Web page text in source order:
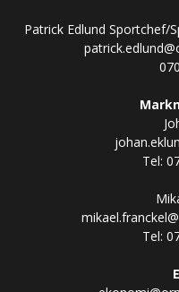
Patrick Edlund Sportchef/
Tel:
Tel: